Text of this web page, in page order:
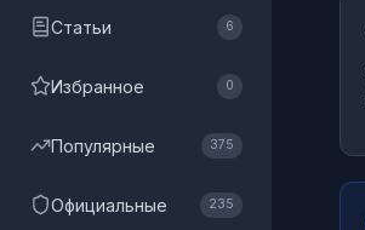
Статьи 6
Избранное 0
Популярные 375
Официальные 235